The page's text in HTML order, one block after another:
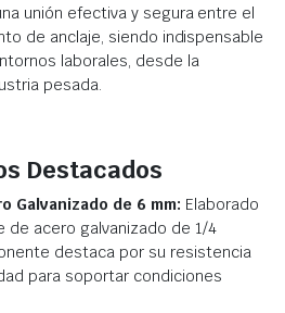
unión efectiva y segura entre el
de anclaje, siendo indispensable
laborales, desde la
pesada.
Destacados
Galvanizado de 6 mm: Elaborado
de acero galvanizado de 1/4
destaca por su resistencia
para soportar condiciones